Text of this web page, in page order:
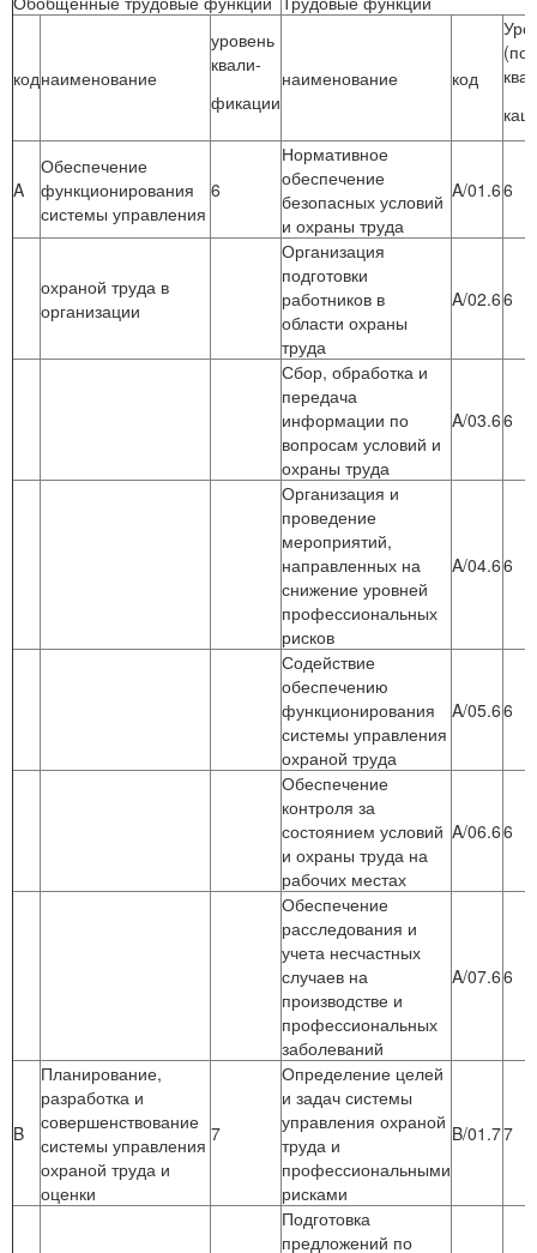
коднаименование
уровень
квали-
фикации
наименование код
A
Обеспечение
функционирования
системы управления
6
Нормативное
обеспечение
безопасных условий
и охраны труда
A/01.66
охраной труда в
организации
Организация
подготовки
работников в
области охраны
труда
A/02.66
Сбор, обработка и
передача
информации по
вопросам условий и
охраны труда
A/03.66
Организация и
проведение
мероприятий,
направленных на
снижение уровней
профессиональных
рисков
A/04.66
Содействие
обеспечению
функционирования
системы управления
охраной труда
A/05.66
Обеспечение
контроля за
состоянием условий
и охраны труда на
рабочих местах
A/06.66
Обеспечение
расследования и
учета несчастных
случаев на
производстве и
профессиональных
заболеваний
A/07.66
B
Планирование,
разработка и
совершенствование
системы управления
охраной труда и
оценки
7
Определение целей
и задач системы
управления охраной
труда и
профессиональными
рисками
B/01.77
Подготовка
предложений по